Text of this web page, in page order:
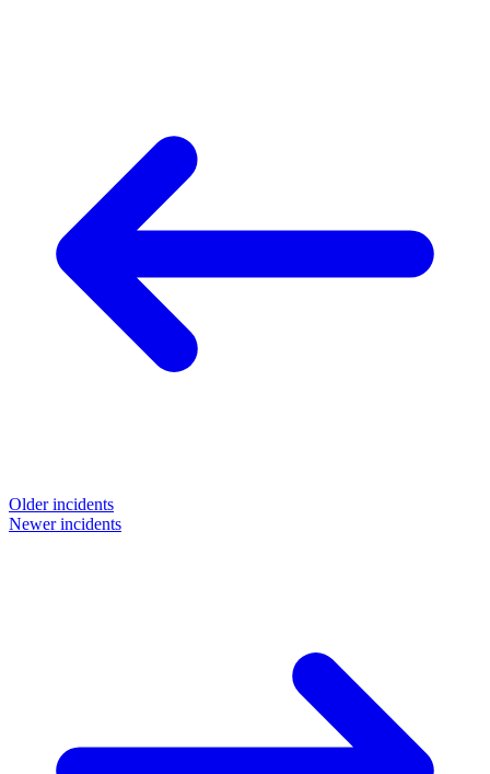
Older incidents
Newer incidents